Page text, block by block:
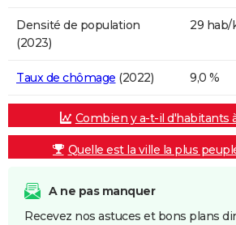
Densité de population
(2023)
29 hab/
Taux de chômage (2022) 9,0 %
Combien y a-t-il d'habitants
Quelle est la ville la plus
A ne pas manquer
Recevez nos astuces et bons plans